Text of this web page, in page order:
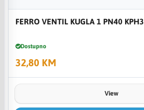
FERRO VENTIL KUGLA 1 PN40 KPH3
Dostupno
32,80 KM
View